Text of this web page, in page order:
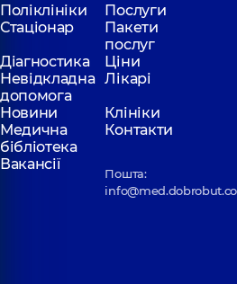
Поліклініки
Послуги
Стаціонар
Пакети
послуг
Діагностика
Ціни
Невідкладна
допомога
Лікарі
Новини
Клініки
Медична
бібліотека
Контакти
Вакансії
Пошта: